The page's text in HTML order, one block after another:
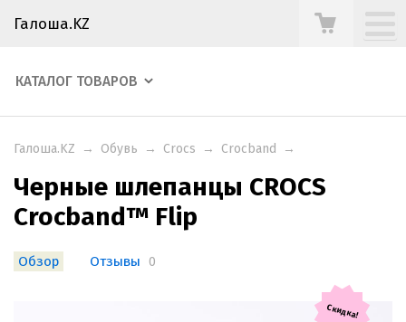
Галоша.KZ
КАТАЛОГ ТОВАРОВ
Галоша.KZ → Обувь → Crocs → Crocband →
Черные шлепанцы CROCS
Crocband™ Flip
Обзор Отзывы 0
Скидка!